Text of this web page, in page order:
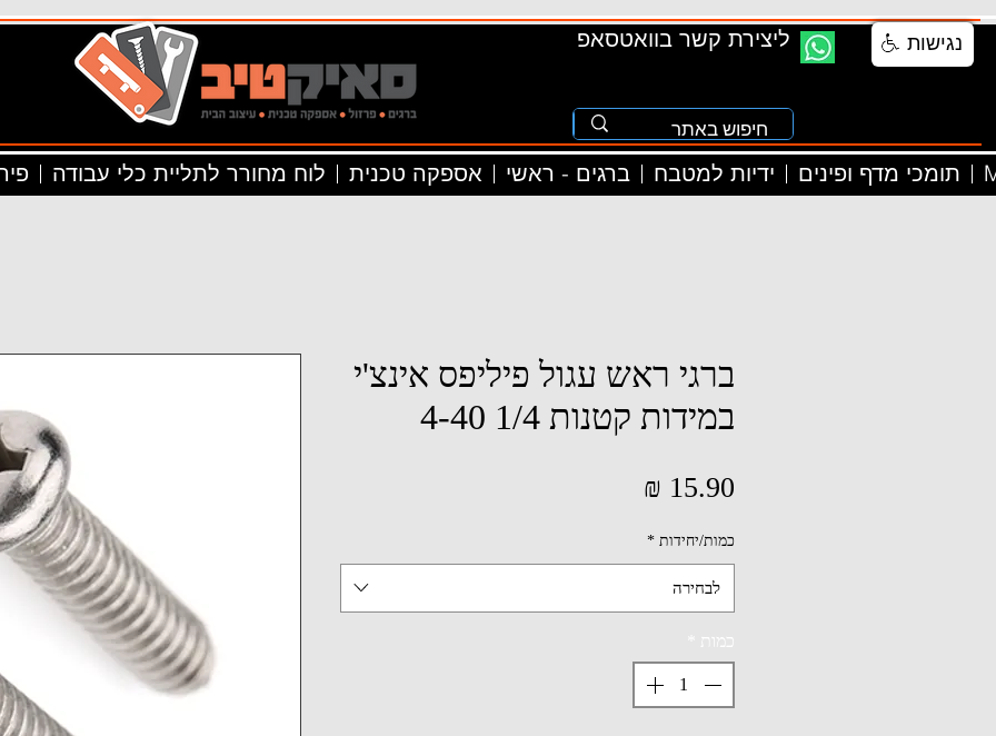
ליצירת קשר בוואטסאפ
לוח מחורר לתליית כלי עבודה אספקה טכנית ברגים - ראשי ידיות למטבח תומכי מדף ופינים
ברגי ראש עגול פיליפס אינצ'י
במידות קטנות 1/4 4-40
כמות/יחידות *
לבחירה
כמות
נגישות